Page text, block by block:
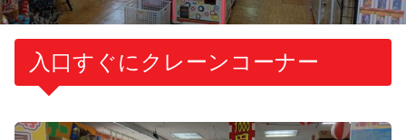
入口すぐにクレーンコーナー